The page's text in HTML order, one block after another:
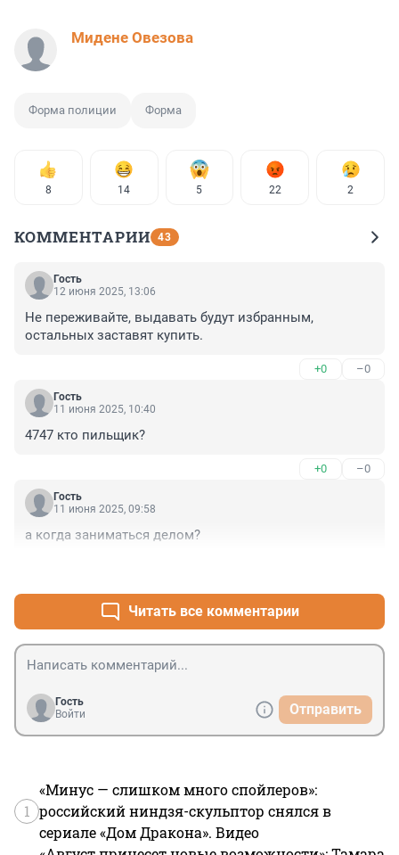
Мидене Овезова
Форма полиции Форма
8 14 5 22 2
КОММЕНТАРИИ 43
Гость
12 июня 2025, 13:06
Не переживайте, выдавать будут избранным,
остальных заставят купить.
+0 –0
Гость
11 июня 2025, 10:40
4747 кто пильщик?
+0 –0
Гость
11 июня 2025, 09:58
а когда заниматься делом?
Читать все комментарии
Гость
Войти
Отправить
1
«Минус — слишком много спойлеров»:
российский ниндзя-скульптор снялся в
сериале «Дом Дракона». Видео